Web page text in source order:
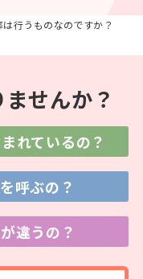
行うものなのですか？
ませんか？
れているの？
呼ぶの？
違うの？